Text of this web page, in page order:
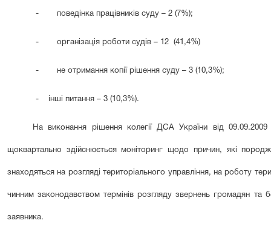
- поведінка працівників суду – 2 (7%);
- організація роботи судів – 12 (41,4%)
- не отримання копії рішення суду – 3 (10,3%);
- інші питання – 3 (10,3%).
На виконання рішення колегії ДСА України від
щоквартально здійснюється моніторинг щодо причин, які
знаходяться на розгляді територіального управління, на роботу
чинним законодавством термінів розгляду звернень громадян та
заявника.